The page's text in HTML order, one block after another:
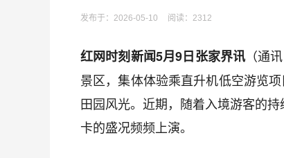
发布于：2026-05-10 阅读：2312
红网时刻新闻5月9日张家界讯 （通
景区，集体体验乘直升机低空游览
田园风光。近期，随着入境游客的
卡的盛况频频上演。